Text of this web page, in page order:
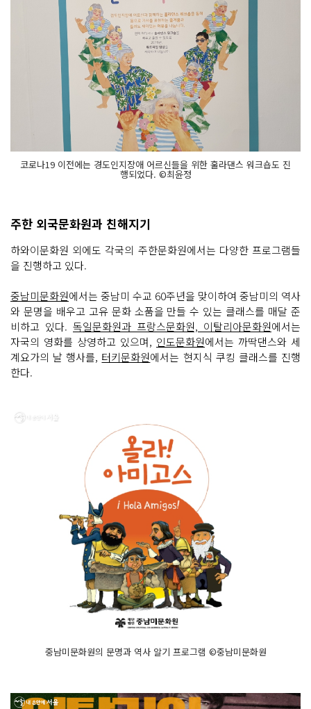
코로나19 이전에는 경도인지장애 어르신들을 위한 훌라댄스 워크숍도 진
행되었다. ©최윤정
주한 외국문화원과 친해지기
하와이문화원 외에도 각국의 주한문화원에서는 다양한 프로그램들
을 진행하고 있다.
중남미문화원에서는 중남미 수교 60주년을 맞이하여 중남미의 역사
와 문명을 배우고 고유 문화 소품을 만들 수 있는 클래스를 매달 준
비하고 있다. 독일문화원과 프랑스문화원, 이탈리아문화원에서는
자국의 영화를 상영하고 있으며, 인도문화원에서는 까딱댄스와 세
계요가의 날 행사를, 터키문화원에서는 현지식 쿠킹 클래스를 진행
한다.
중남미문화원의 문명과 역사 알기 프로그램 ©중남미문화원